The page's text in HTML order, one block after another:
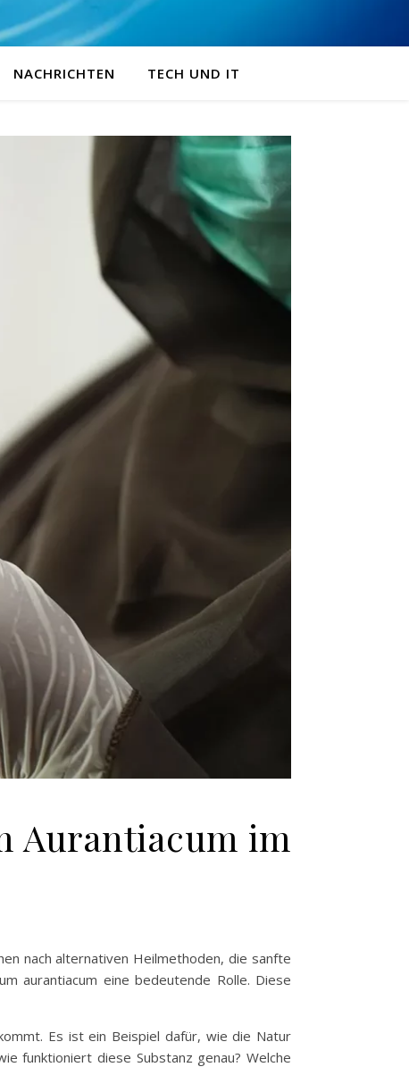
NACHRICHTEN TECH UND IT
Aurantiacum im
nach alternativen Heilmethoden, die sanfte
aurantiacum eine bedeutende Rolle. Diese
Es ist ein Beispiel dafür, wie die Natur
funktioniert diese Substanz genau? Welche